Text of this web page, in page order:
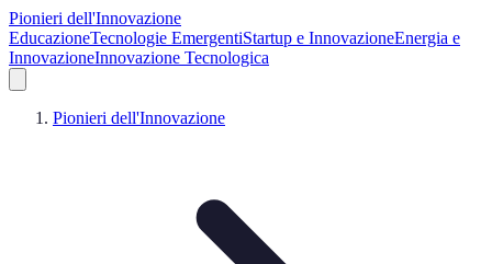
Pionieri dell'Innovazione
EducazioneTecnologie EmergentiStartup e InnovazioneEnergia e
InnovazioneInnovazione Tecnologica
Pionieri dell'Innovazione